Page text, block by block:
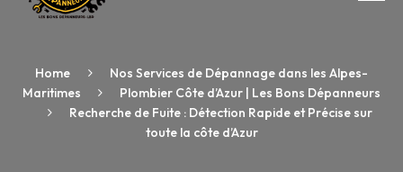
Home
Nos Services de Dépannage dans les Alpes-
Maritimes
Plombier Côte d’Azur | Les Bons Dépanneurs
Recherche de Fuite : Détection Rapide et Précise sur
toute la côte d’Azur